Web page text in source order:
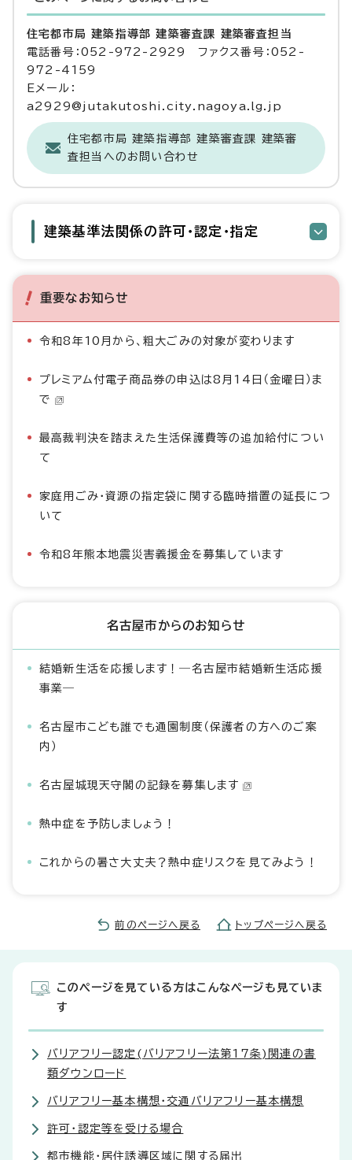
住宅都市局 建築指導部 建築審査課 建築審査担当
電話番号：052-972-2929 ファクス番号：052-
972-4159
Eメール：
a2929@jutakutoshi.city.nagoya.lg.jp
住宅都市局 建築指導部 建築審査課 建築審
査担当へのお問い合わせ
建築基準法関係の許可・認定・指定
重要なお知らせ
令和8年10月から、粗大ごみの対象が変わります
プレミアム付電子商品券の申込は8月14日（金曜日）ま
で
最高裁判決を踏まえた生活保護費等の追加給付につい
て
家庭用ごみ・資源の指定袋に関する臨時措置の延長につ
いて
令和8年熊本地震災害義援金を募集しています
名古屋市からのお知らせ
結婚新生活を応援します！―名古屋市結婚新生活応援
事業―
名古屋市こども誰でも通園制度（保護者の方へのご案
内）
名古屋城現天守閣の記録を募集します
熱中症を予防しましょう！
これからの暑さ大丈夫？熱中症リスクを見てみよう！
前のページへ戻る トップページへ戻る
このページを見ている方はこんなページも見ていま
す
バリアフリー認定(バリアフリー法第17条)関連の書
類ダウンロード
バリアフリー基本構想・交通バリアフリー基本構想
許可・認定等を受ける場合
都市機能・居住誘導区域に関する届出